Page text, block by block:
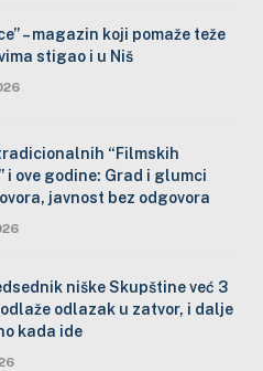
– magazin koji pomaže teže
stigao i u Niš
“Filmskih
i ove godine: Grad i glumci
javnost bez odgovora
niške Skupštine već 3
odlazak u zatvor, i dalje
kada ide